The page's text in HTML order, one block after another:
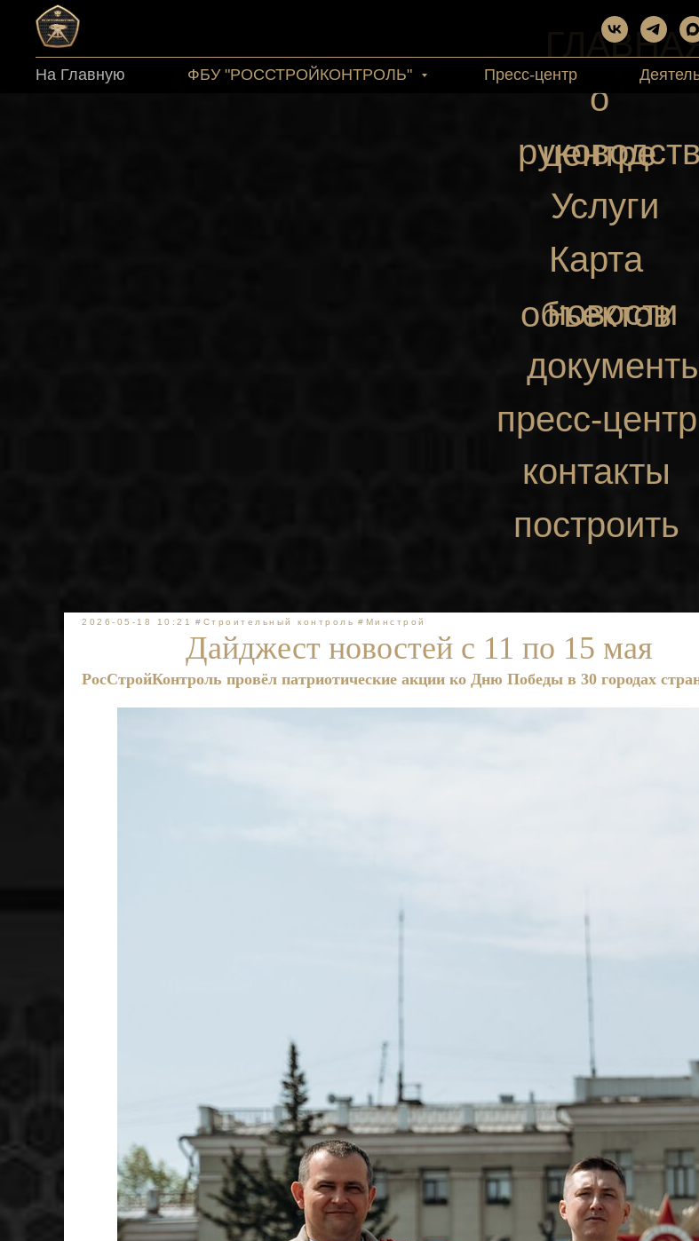
На Главную ФБУ "РОССТРОЙКОНТРОЛЬ" Пресс-центр
новости
Карта
объектов
пресс-центр
построить
о
центре
контакты
Услуги
2026-05-18 10:21 #Строительный контроль #Минстрой
Дайджест новостей с 11 по 15 мая
РосСтройКонтроль провёл патриотические акции ко Дню Победы в 30 городах